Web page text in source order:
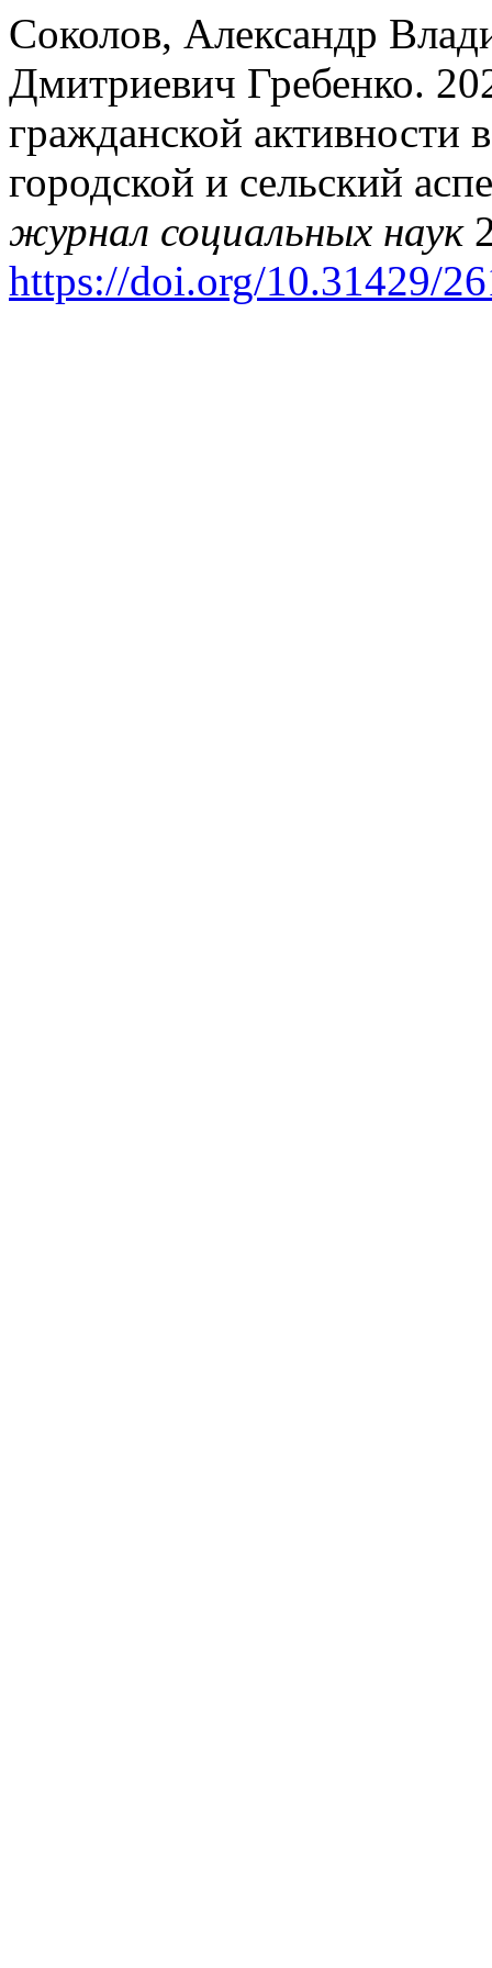
Соколов, Александр
Дмитриевич Гребенко.
гражданской активности
городской и сельский
журнал социальных наук
https://doi.org/10.31429/